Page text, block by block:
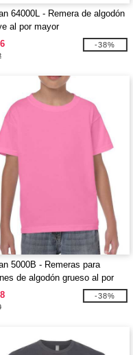
64000L - Remera de algodón
al por mayor
-38%
5000B - Remeras para
de algodón grueso al por
-38%